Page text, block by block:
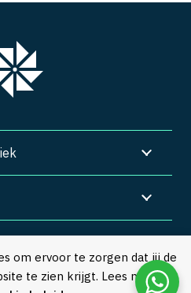
om ervoor te zorgen dat jij de
te zien krijgt. Lees meer in
| Privacy